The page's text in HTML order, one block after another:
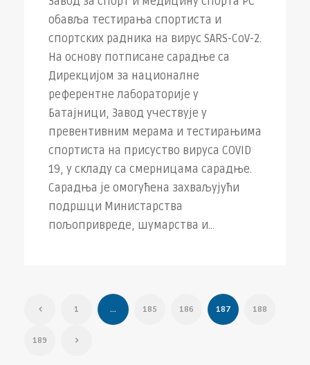
обавља тестирања спортиста и
спортских радника на вирус SARS-CoV-2.
На основу потписане сарадње са
Дирекцијом за националне
референтне лабораторије у
Батајници, Завод учествује у
превентивним мерама и тестирањима
спортиста на присуство вируса COVID
19, у складу са смерницама сарадње.
Сарадња је омогућена захваљујући
подршци Министарства
пољопривреде, шумарства и...
1 … 185 186 187 188
189